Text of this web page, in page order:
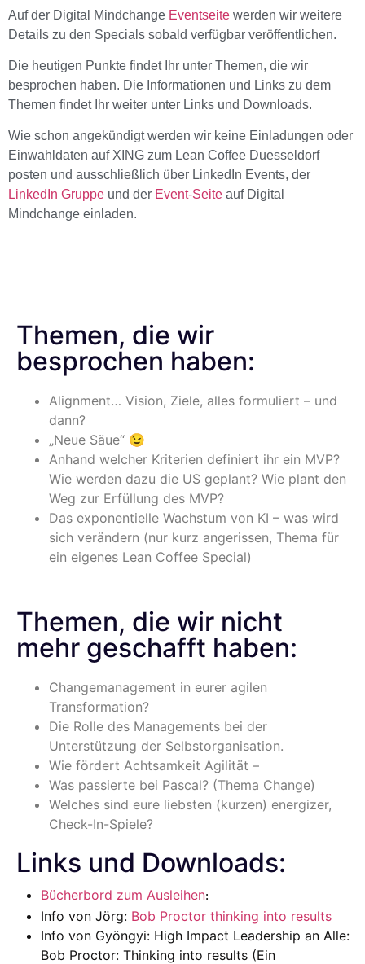
Auf der Digital Mindchange Eventseite werden wir weitere
Details zu den Specials sobald verfügbar veröffentlichen.
Die heutigen Punkte findet Ihr unter Themen, die wir
besprochen haben. Die Informationen und Links zu dem
Themen findet Ihr weiter unter Links und Downloads.
Wie schon angekündigt werden wir keine Einladungen oder
Einwahldaten auf XING zum Lean Coffee Duesseldorf
posten und ausschließlich über LinkedIn Events, der
LinkedIn Gruppe und der Event-Seite auf Digital
Mindchange einladen.
Themen, die wir
besprochen haben:
Alignment… Vision, Ziele, alles formuliert – und
dann?
„Neue Säue“ 😉
Anhand welcher Kriterien definiert ihr ein MVP?
Wie werden dazu die US geplant? Wie plant den
Weg zur Erfüllung des MVP?
Das exponentielle Wachstum von KI – was wird
sich verändern (nur kurz angerissen, Thema für
ein eigenes Lean Coffee Special)
Themen, die wir nicht
mehr geschafft haben:
Changemanagement in eurer agilen
Transformation?
Die Rolle des Managements bei der
Unterstützung der Selbstorganisation.
Wie fördert Achtsamkeit Agilität –
Was passierte bei Pascal? (Thema Change)
Welches sind eure liebsten (kurzen) energizer,
Check-In-Spiele?
Links und Downloads:
Bücherbord zum Ausleihen:
Info von Jörg: Bob Proctor thinking into results
Info von Gyöngyi: High Impact Leadership an Alle:
Bob Proctor: Thinking into results (Ein